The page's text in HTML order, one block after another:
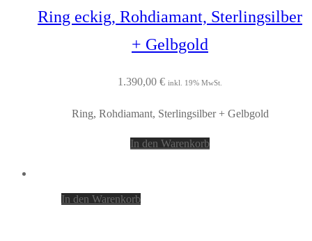
Ring eckig, Rohdiamant, Sterlingsilber
+ Gelbgold
1.390,00 € inkl. 19% MwSt.
Ring, Rohdiamant, Sterlingsilber + Gelbgold
In den Warenkorb
In den Warenkorb